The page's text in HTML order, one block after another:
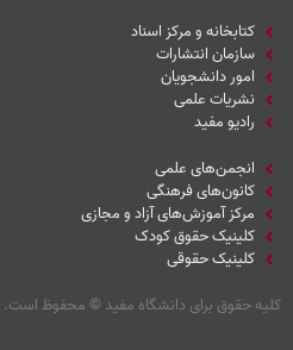
کتابخانه و مرکز اسناد
سازمان انتشارات
امور دانشجویان
نشریات علمی
رادیو مفید
انجمن‌های علمی
کانون‌های فرهنگی
مرکز آموزش‌های آزاد و مجازی
کلینیک حقوق کودک
کلینیک حقوقی
کلیه حقوق برای دانشگاه مفید© محفوظ است.